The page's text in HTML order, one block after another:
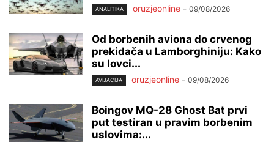
ANALITIKA oruzjeonline - 09/08/2026
Od borbenih aviona do crvenog
prekidača u Lamborghiniju: Kako
su lovci...
AVIJACIJA oruzjeonline - 09/08/2026
Boingov MQ-28 Ghost Bat prvi
put testiran u pravim borbenim
uslovima:...